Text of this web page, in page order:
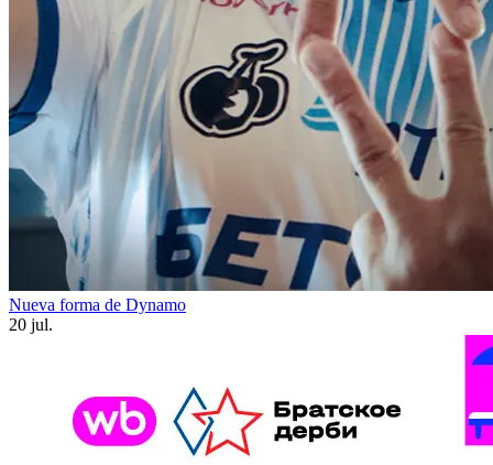
Nueva forma de Dynamo
20 jul.